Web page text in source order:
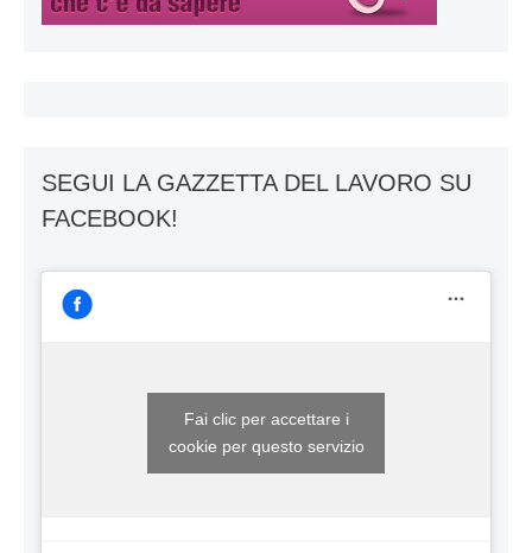
SEGUI LA GAZZETTA DEL LAVORO SU
FACEBOOK!
Fai clic per accettare i
cookie per questo servizio